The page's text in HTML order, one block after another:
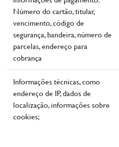
Número do cartão, titular,
vencimento, código de
segurança, bandeira, número de
parcelas, endereço para
cobrança
Informações técnicas, como
endereço de IP, dados de
localização, informações sobre
cookies;